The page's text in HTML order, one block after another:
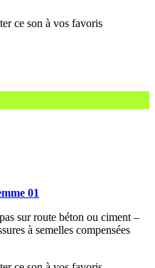
01
sur route béton ou ciment –
à semelles compensées